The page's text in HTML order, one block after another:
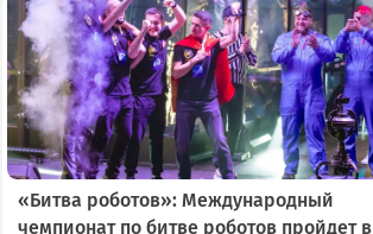
«Битва роботов»: Международный
чемпионат по битве роботов пройдет в